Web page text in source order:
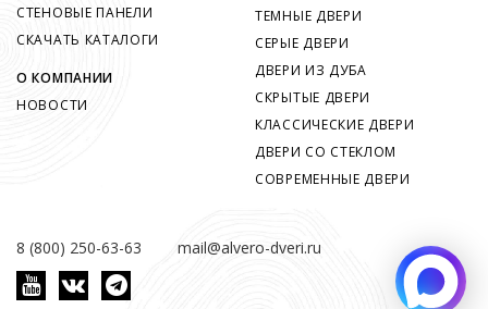
8 (800) 250-63-63 mail@alvero-dveri.ru
СТЕНОВЫЕ ПАНЕЛИ
СКАЧАТЬ КАТАЛОГИ
О КОМПАНИИ
НОВОСТИ
ТЕМНЫЕ ДВЕРИ
СЕРЫЕ ДВЕРИ
ДВЕРИ ИЗ ДУБА
СКРЫТЫЕ ДВЕРИ
КЛАССИЧЕСКИЕ ДВЕРИ
ДВЕРИ СО СТЕКЛОМ
СОВРЕМЕННЫЕ ДВЕРИ